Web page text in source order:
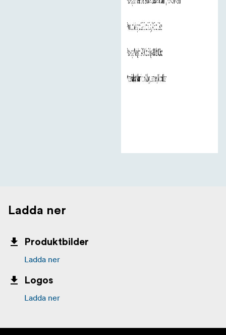
Ladda ner
Produktbilder
Ladda ner
Logos
Ladda ner